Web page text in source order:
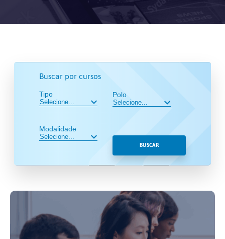
Buscar por cursos
Tipo
Modalidade
Polo
BUSCAR